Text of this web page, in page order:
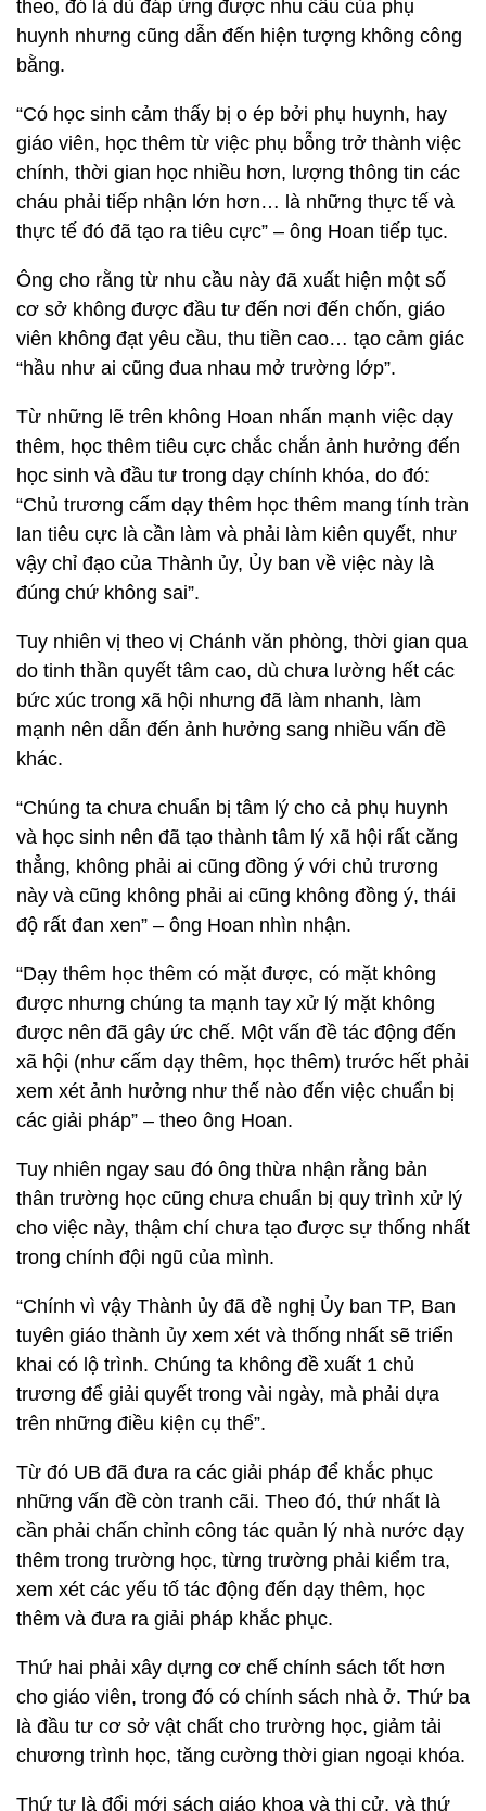
theo, đó là dù đáp ứng được nhu cầu của phụ
huynh nhưng cũng dẫn đến hiện tượng không công
bằng.
“Có học sinh cảm thấy bị o ép bởi phụ huynh, hay
giáo viên, học thêm từ việc phụ bỗng trở thành việc
chính, thời gian học nhiều hơn, lượng thông tin các
cháu phải tiếp nhận lớn hơn… là những thực tế và
thực tế đó đã tạo ra tiêu cực” – ông Hoan tiếp tục.
Ông cho rằng từ nhu cầu này đã xuất hiện một số
cơ sở không được đầu tư đến nơi đến chốn, giáo
viên không đạt yêu cầu, thu tiền cao… tạo cảm giác
“hầu như ai cũng đua nhau mở trường lớp”.
Từ những lẽ trên không Hoan nhấn mạnh việc dạy
thêm, học thêm tiêu cực chắc chắn ảnh hưởng đến
học sinh và đầu tư trong dạy chính khóa, do đó:
“Chủ trương cấm dạy thêm học thêm mang tính tràn
lan tiêu cực là cần làm và phải làm kiên quyết, như
vậy chỉ đạo của Thành ủy, Ủy ban về việc này là
đúng chứ không sai”.
Tuy nhiên vị theo vị Chánh văn phòng, thời gian qua
do tinh thần quyết tâm cao, dù chưa lường hết các
bức xúc trong xã hội nhưng đã làm nhanh, làm
mạnh nên dẫn đến ảnh hưởng sang nhiều vấn đề
khác.
“Chúng ta chưa chuẩn bị tâm lý cho cả phụ huynh
và học sinh nên đã tạo thành tâm lý xã hội rất căng
thẳng, không phải ai cũng đồng ý với chủ trương
này và cũng không phải ai cũng không đồng ý, thái
độ rất đan xen” – ông Hoan nhìn nhận.
“Dạy thêm học thêm có mặt được, có mặt không
được nhưng chúng ta mạnh tay xử lý mặt không
được nên đã gây ức chế. Một vấn đề tác động đến
xã hội (như cấm dạy thêm, học thêm) trước hết phải
xem xét ảnh hưởng như thế nào đến việc chuẩn bị
các giải pháp” – theo ông Hoan.
Tuy nhiên ngay sau đó ông thừa nhận rằng bản
thân trường học cũng chưa chuẩn bị quy trình xử lý
cho việc này, thậm chí chưa tạo được sự thống nhất
trong chính đội ngũ của mình.
“Chính vì vậy Thành ủy đã đề nghị Ủy ban TP, Ban
tuyên giáo thành ủy xem xét và thống nhất sẽ triển
khai có lộ trình. Chúng ta không đề xuất 1 chủ
trương để giải quyết trong vài ngày, mà phải dựa
trên những điều kiện cụ thể”.
Từ đó UB đã đưa ra các giải pháp để khắc phục
những vấn đề còn tranh cãi. Theo đó, thứ nhất là
cần phải chấn chỉnh công tác quản lý nhà nước dạy
thêm trong trường học, từng trường phải kiểm tra,
xem xét các yếu tố tác động đến dạy thêm, học
thêm và đưa ra giải pháp khắc phục.
Thứ hai phải xây dựng cơ chế chính sách tốt hơn
cho giáo viên, trong đó có chính sách nhà ở. Thứ ba
là đầu tư cơ sở vật chất cho trường học, giảm tải
chương trình học, tăng cường thời gian ngoại khóa.
Thứ tư là đổi mới sách giáo khoa và thi cử, và thứ